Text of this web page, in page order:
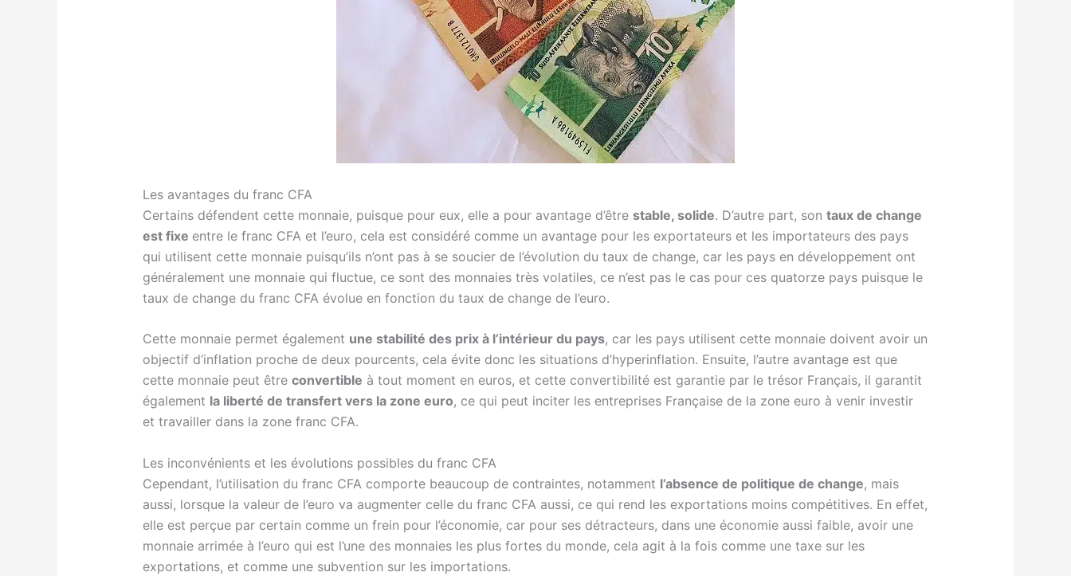
Les avantages du franc CFA
Certains défendent cette monnaie, puisque pour eux, elle a pour avantage d’être stable, solide. D’autre part, son taux de change
est fixe entre le franc CFA et l’euro, cela est considéré comme un avantage pour les exportateurs et les importateurs des pays
qui utilisent cette monnaie puisqu’ils n’ont pas à se soucier de l’évolution du taux de change, car les pays en développement ont
généralement une monnaie qui fluctue, ce sont des monnaies très volatiles, ce n’est pas le cas pour ces quatorze pays puisque le
taux de change du franc CFA évolue en fonction du taux de change de l’euro.
Cette monnaie permet également une stabilité des prix à l’intérieur du pays, car les pays utilisent cette monnaie doivent avoir un
objectif d’inflation proche de deux pourcents, cela évite donc les situations d’hyperinflation. Ensuite, l’autre avantage est que
cette monnaie peut être convertible à tout moment en euros, et cette convertibilité est garantie par le trésor Français, il garantit
également la liberté de transfert vers la zone euro, ce qui peut inciter les entreprises Française de la zone euro à venir investir
et travailler dans la zone franc CFA.
Les inconvénients et les évolutions possibles du franc CFA
Cependant, l’utilisation du franc CFA comporte beaucoup de contraintes, notamment l’absence de politique de change, mais
aussi, lorsque la valeur de l’euro va augmenter celle du franc CFA aussi, ce qui rend les exportations moins compétitives. En effet,
elle est perçue par certain comme un frein pour l’économie, car pour ses détracteurs, dans une économie aussi faible, avoir une
monnaie arrimée à l’euro qui est l’une des monnaies les plus fortes du monde, cela agit à la fois comme une taxe sur les
exportations, et comme une subvention sur les importations.